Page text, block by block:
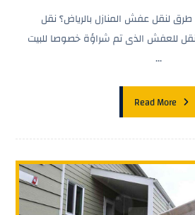
كيفية نقل أفضل ٣ طرق لنقل عفش المنازل بالرياض؟ نقل
للعفش الذى تم شراؤة خصوصا للبيت
...
Read More